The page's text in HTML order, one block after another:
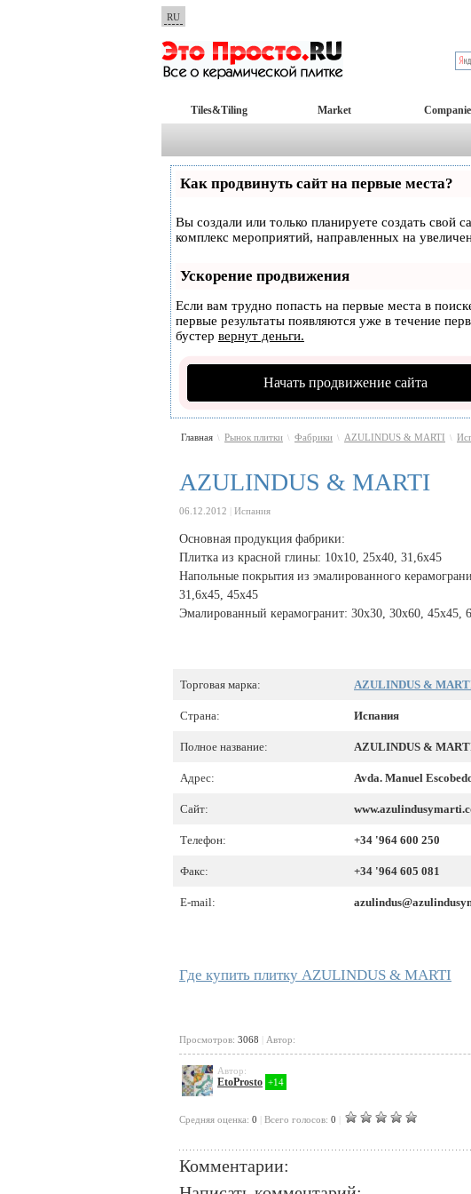
RU
Tiles&Tiling Market
Как продвинуть сайт на первые места?
Вы создали или только планируете создать свой
комплекс мероприятий, направленных на
Ускорение продвижения
Если вам трудно попасть на первые места в
первые результаты появляются уже в течение
бустер вернут деньги.
Начать продвижение сайта
Главная \ Рынок плитки \ Фабрики \ AZULINDUS & MARTI \
AZULINDUS & MARTI
06.12.2012 Испания
Основная продукция фабрики:
Плитка из красной глины: 10x10, 25x40, 31,6x45
Напольные покрытия из эмалированного
31,6x45, 45x45
Эмалированный керамогранит: 30x30, 30x60, 45x45,
Торговая марка: AZULINDUS &
Страна: Испания
Полное название: AZULINDUS &
Адрес: Avda. Manuel
Сайт:
Телефон: +34 '964 600 250
Факс: +34 '964 605 081
E-mail:
Где купить плитку AZULINDUS & MARTI
Просмотров: 3068 Автор:
Автор:
EtoProsto +14
Cредняя оценка: 0 Всего голосов: 0
Комментарии: